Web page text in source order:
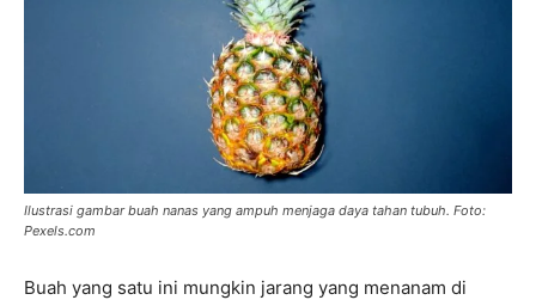
Ilustrasi gambar buah nanas yang ampuh menjaga daya tahan tubuh. Foto:
Pexels.com
Buah yang satu ini mungkin jarang yang menanam di